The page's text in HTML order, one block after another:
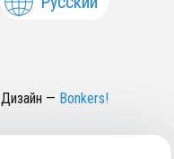
Дизайн — Bonkers!